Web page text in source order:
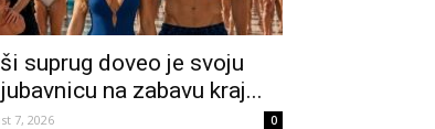
suprug doveo je svoju
na zabavu kraj...
7, 2026 0